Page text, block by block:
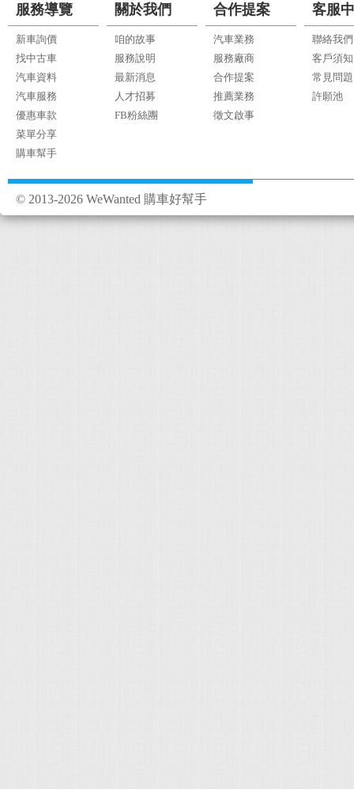
服務導覽
新車詢價
找中古車
汽車資料
汽車服務
優惠車款
菜單分享
購車幫手
關於我們
咱的故事
服務說明
最新消息
人才招募
FB粉絲團
合作提案
汽車業務
服務廠商
合作提案
推薦業務
徵文啟事
客服
聯絡我們
客戶須知
常見問題
許願池
© 2013-2026 WeWanted 購車好幫手